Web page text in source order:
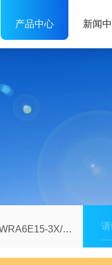
产品中心 新闻
3X/VN9/24K4德国力士乐Rexroth比例方向阀R890000282